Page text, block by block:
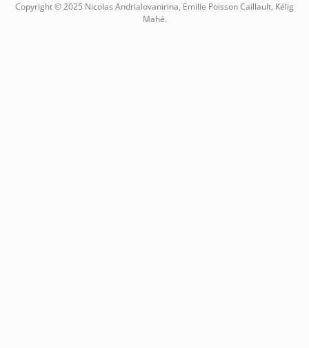
Copyright © 2025 Nicolas Andrialovanirina, Emilie Poisson Caillault, Kélig
Mahé.